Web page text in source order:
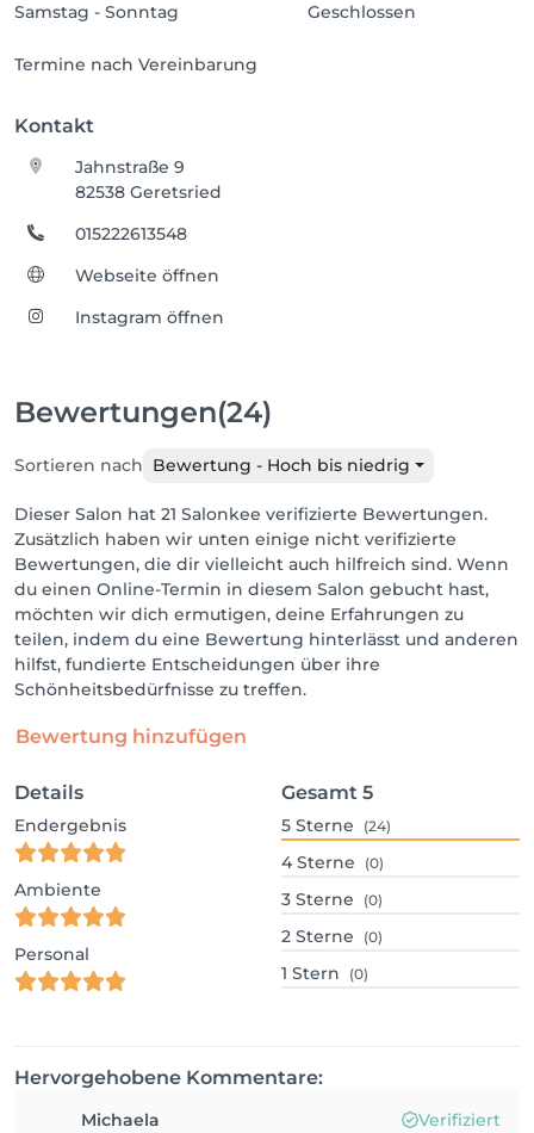
Samstag - Sonntag
Geschlossen
Termine nach Vereinbarung
Kontakt
Jahnstraße 9
82538 Geretsried
015222613548
Webseite öffnen
Instagram öffnen
Bewertungen(24)
Sortieren nach Bewertung - Hoch bis niedrig
Dieser Salon hat 21 Salonkee verifizierte Bewertungen.
Zusätzlich haben wir unten einige nicht verifizierte
Bewertungen, die dir vielleicht auch hilfreich sind. Wenn
du einen Online-Termin in diesem Salon gebucht hast,
möchten wir dich ermutigen, deine Erfahrungen zu
teilen, indem du eine Bewertung hinterlässt und anderen
hilfst, fundierte Entscheidungen über ihre
Schönheitsbedürfnisse zu treffen.
Bewertung hinzufügen
Details
Endergebnis
Ambiente
Personal
Gesamt 5
5 Sterne (24)
4 Sterne (0)
3 Sterne (0)
2 Sterne (0)
1 Stern (0)
Hervorgehobene Kommentare:
Michaela Verifiziert